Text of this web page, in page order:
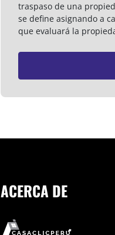
traspaso de una
se define asignando a
que evaluará la
ACERCA DE